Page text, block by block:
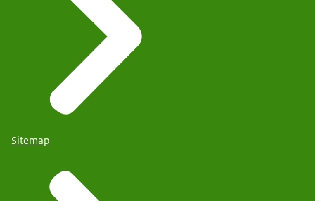
Sitemap